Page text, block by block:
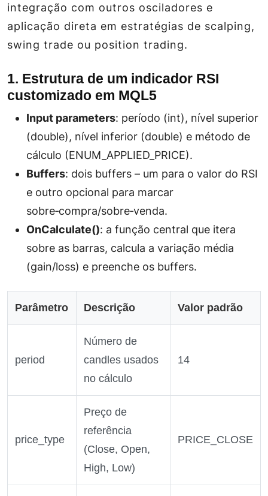
integração com outros osciladores e
aplicação direta em estratégias de scalping,
swing trade ou position trading.
1. Estrutura de um indicador RSI
customizado em MQL5
Input parameters: período (int), nível superior
(double), nível inferior (double) e método de
cálculo (ENUM_APPLIED_PRICE).
Buffers: dois buffers – um para o valor do RSI
e outro opcional para marcar
sobre‑compra/sobre‑venda.
OnCalculate(): a função central que itera
sobre as barras, calcula a variação média
(gain/loss) e preenche os buffers.
Parâmetro Descrição Valor padrão
period
Número de
candles usados
no cálculo
14
price_type
Preço de
referência
(Close, Open,
High, Low)
PRICE_CLOSE